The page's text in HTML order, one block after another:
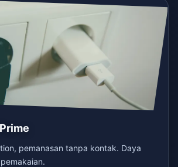
pemanasan tanpa kontak. Daya